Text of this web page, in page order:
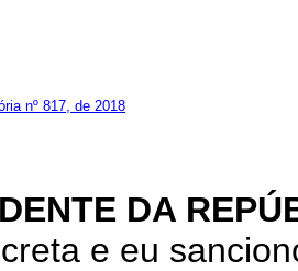
nº 817, de 2018
DA
e eu